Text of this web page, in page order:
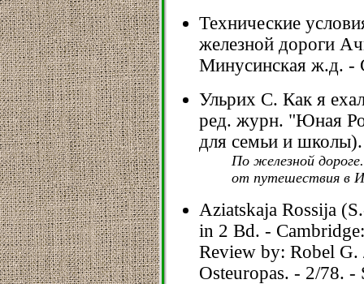
Технические
железной дороги
Минусинская ж.д. -
Ульрих С. Как я
ред. журн. "Юная
для семьи и
По железной
от путешествия в
Aziatskaja Rossija
in 2 Bd. -
Review by: Robel G.
Osteuropas. - 2/78. -